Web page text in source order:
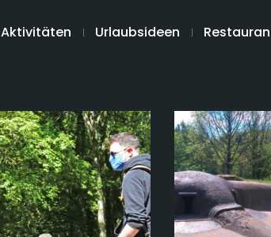
Aktivitäten Urlaubsideen